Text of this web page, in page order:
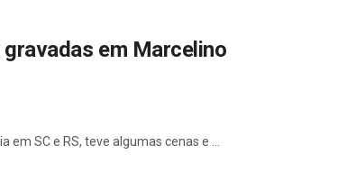
gravadas em Marcelino
SC e RS, teve algumas cenas e ...